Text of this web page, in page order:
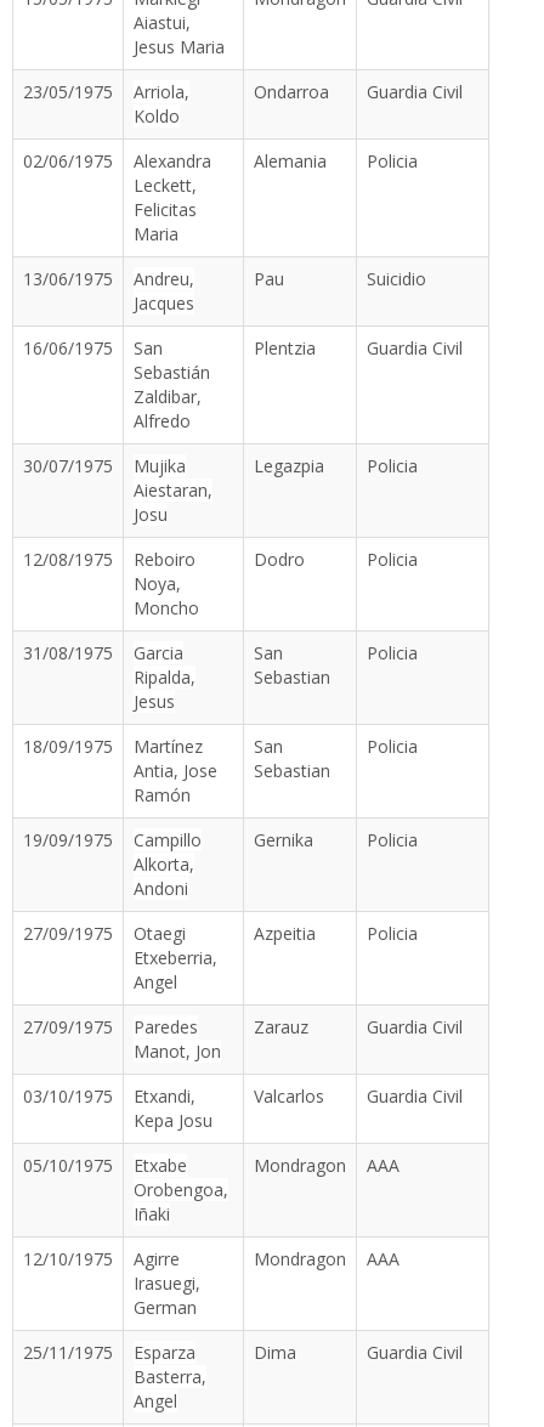
Aiastui,
Jesus Maria
23/05/1975
Arriola,
Koldo
Ondarroa Guardia Civil
02/06/1975
Alexandra
Leckett,
Felicitas
Maria
Alemania Policia
13/06/1975
Andreu,
Jacques
Pau Suicidio
16/06/1975
San
Sebastián
Zaldibar,
Alfredo
Plentzia Guardia Civil
30/07/1975
Mujika
Aiestaran,
Josu
Legazpia Policia
12/08/1975
Reboiro
Noya,
Moncho
Dodro Policia
31/08/1975
Garcia
Ripalda,
Jesus
San
Sebastian
Policia
18/09/1975
Martínez
Antia, Jose
Ramón
San
Sebastian
Policia
19/09/1975
Campillo
Alkorta,
Andoni
Gernika Policia
27/09/1975
Otaegi
Etxeberria,
Angel
Azpeitia Policia
27/09/1975
Paredes
Manot, Jon
Zarauz Guardia Civil
03/10/1975
Etxandi,
Kepa Josu
Valcarlos Guardia Civil
05/10/1975
Etxabe
Orobengoa,
Iñaki
Mondragon AAA
12/10/1975
Agirre
Irasuegi,
German
Mondragon AAA
25/11/1975
Esparza
Basterra,
Angel
Dima Guardia Civil